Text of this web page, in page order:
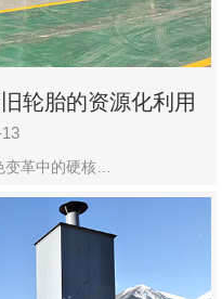
轮胎的资源化利用
革中的硬核…